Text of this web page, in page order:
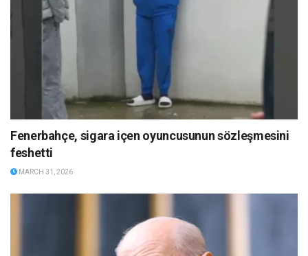
Fenerbahçe, sigara içen oyuncusunun sözleşmesini
feshetti
MARCH 31, 2026